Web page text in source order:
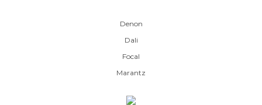
Denon
Dali
Focal
Marantz